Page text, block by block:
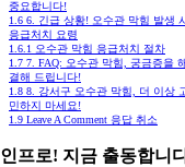
중요합니다!
1.6 6. 긴급 상황! 오수관 막힘 발생
응급처치 요령
1.6.1 오수관 막힘 응급처치 절차
1.7 7. FAQ: 오수관 막힘, 궁금증을
결해 드립니다!
1.8 8. 강서구 오수관 막힘, 더 이상
민하지 마세요!
1.9 Leave A Comment 응답 취소
프로! 지금 출동합니